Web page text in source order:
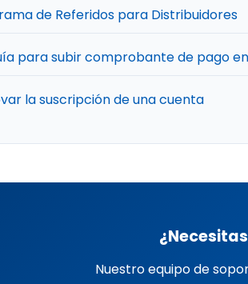
de Referidos para Distribuidores
para subir comprobante de pago en
la suscripción de una cuenta
Nuestro equipo de